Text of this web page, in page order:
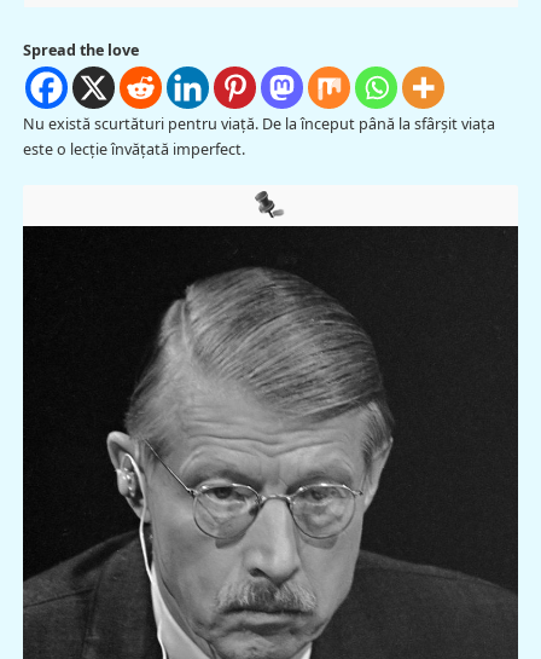
Spread the love
Nu există scurtături pentru viaţă. De la început până la sfârşit viaţa
este o lecţie învăţată imperfect.